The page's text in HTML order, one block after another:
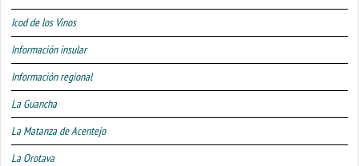
Icod de los Vinos
Información insular
Información regional
La Guancha
La Matanza de Acentejo
La Orotava